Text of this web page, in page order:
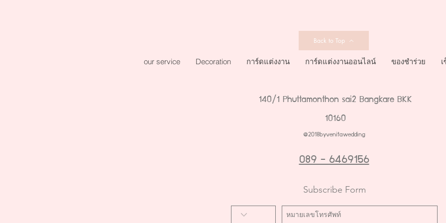
Back to Top
our service Decoration การ์ดแต่งงาน การ์ดแต่งงานออนไลน์ ของชำร่วย
140/1 Phuttamonthon sai2 Bangkare BKK
10160
@2018byvenitawedding
089 - 6469156
Subscribe Form